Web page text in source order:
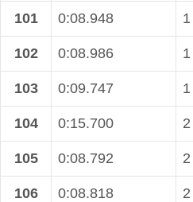
101 0:08.948 1
102 0:08.986 1
103 0:09.747 1
104 0:15.700 2
105 0:08.792 2
106 0:08.818 2